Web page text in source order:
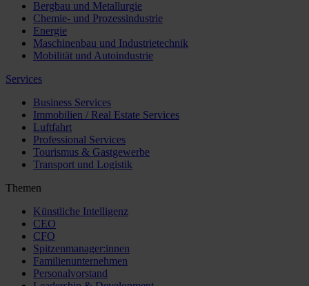
Bergbau und Metallurgie
Chemie- und Prozessindustrie
Energie
Maschinenbau und Industrietechnik
Mobilität und Autoindustrie
Services
Business Services
Immobilien / Real Estate Services
Luftfahrt
Professional Services
Tourismus & Gastgewerbe
Transport und Logistik
Themen
Künstliche Intelligenz
CEO
CFO
Spitzenmanager:innen
Familienunternehmen
Personalvorstand